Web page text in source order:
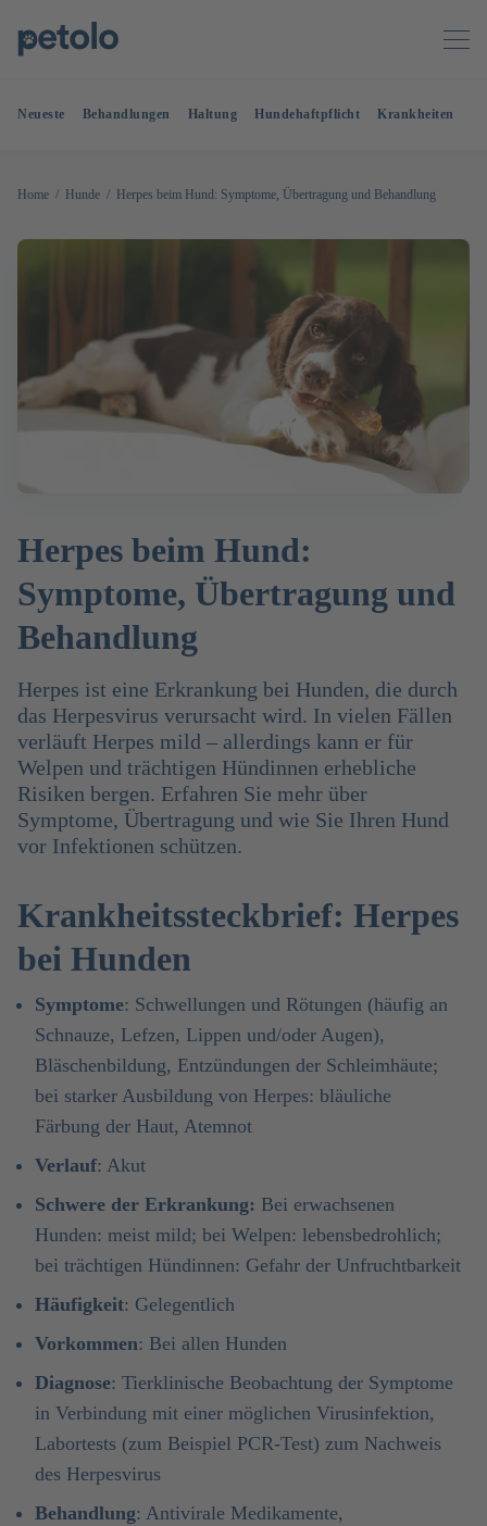
Neueste Behandlungen Haltung Hundehaftpflicht Krankheiten
Home Hunde Herpes beim Hund: Symptome, Übertragung und Behandlung
Herpes beim Hund:
Symptome, Übertragung und
Behandlung
Herpes ist eine Erkrankung bei Hunden, die durch
das Herpesvirus verursacht wird. In vielen Fällen
verläuft Herpes mild – allerdings kann er für
Welpen und trächtigen Hündinnen erhebliche
Risiken bergen. Erfahren Sie mehr über
Symptome, Übertragung und wie Sie Ihren Hund
vor Infektionen schützen.
Krankheitssteckbrief: Herpes
bei Hunden
Symptome: Schwellungen und Rötungen (häufig an
Schnauze, Lefzen, Lippen und/oder Augen),
Bläschenbildung, Entzündungen der Schleimhäute;
bei starker Ausbildung von Herpes: bläuliche
Färbung der Haut, Atemnot
Verlauf: Akut
Schwere der Erkrankung: Bei erwachsenen
Hunden: meist mild; bei Welpen: lebensbedrohlich;
bei trächtigen Hündinnen: Gefahr der Unfruchtbarkeit
Häufigkeit: Gelegentlich
Vorkommen: Bei allen Hunden
Diagnose: Tierklinische Beobachtung der Symptome
in Verbindung mit einer möglichen Virusinfektion,
Labortests (zum Beispiel PCR-Test) zum Nachweis
des Herpesvirus
Behandlung: Antivirale Medikamente,